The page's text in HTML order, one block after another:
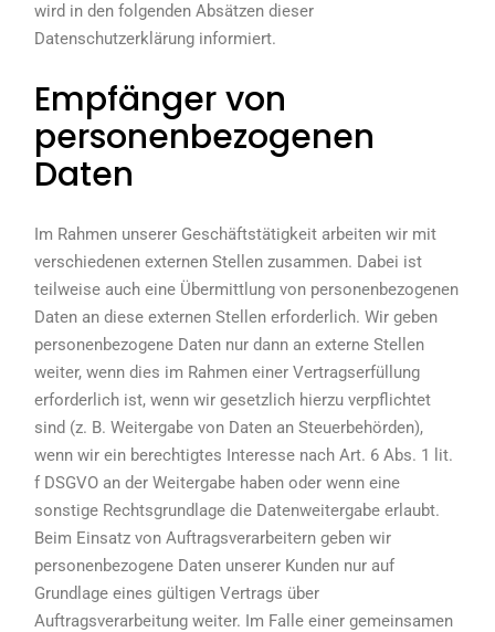
wird in den folgenden Absätzen dieser
Datenschutzerklärung informiert.
Empfänger von
personenbezogenen
Daten
Im Rahmen unserer Geschäftstätigkeit arbeiten wir mit
verschiedenen externen Stellen zusammen. Dabei ist
teilweise auch eine Übermittlung von personenbezogenen
Daten an diese externen Stellen erforderlich. Wir geben
personenbezogene Daten nur dann an externe Stellen
weiter, wenn dies im Rahmen einer Vertragserfüllung
erforderlich ist, wenn wir gesetzlich hierzu verpflichtet
sind (z. B. Weitergabe von Daten an Steuerbehörden),
wenn wir ein berechtigtes Interesse nach Art. 6 Abs. 1 lit.
f DSGVO an der Weitergabe haben oder wenn eine
sonstige Rechtsgrundlage die Datenweitergabe erlaubt.
Beim Einsatz von Auftragsverarbeitern geben wir
personenbezogene Daten unserer Kunden nur auf
Grundlage eines gültigen Vertrags über
Auftragsverarbeitung weiter. Im Falle einer gemeinsamen